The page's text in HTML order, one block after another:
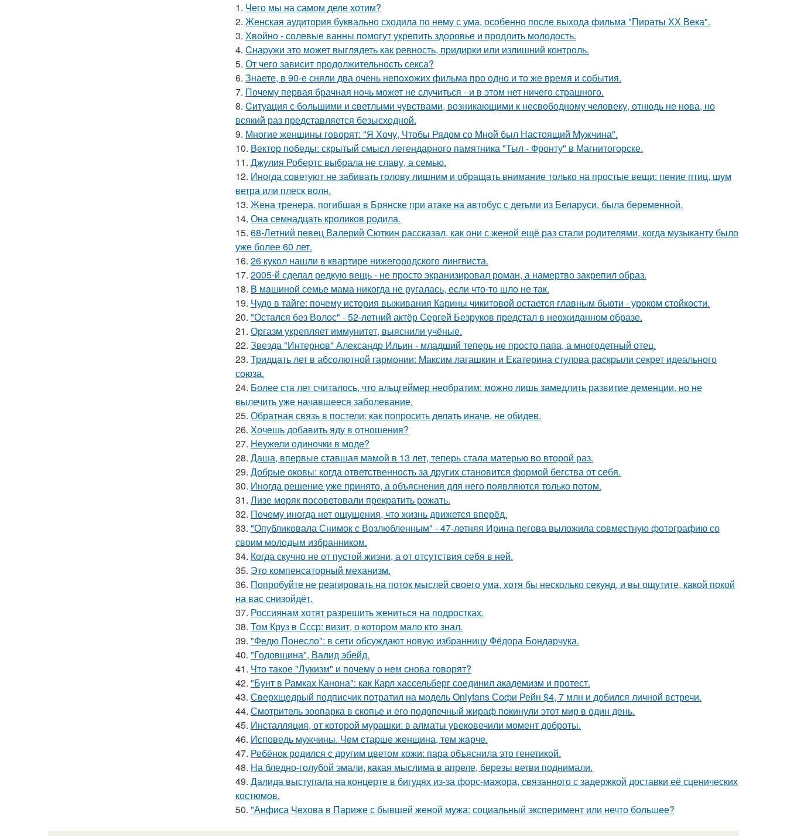
1. Чего мы на самом деле хотим?
2. Женская аудитория буквально сходила по нему с ума, особенно после выхода фильма "Пираты ХХ Века".
3. Хвойно - солевые ванны помогут укрепить здоровье и продлить молодость.
4. Cнаpужи это может выглядеть как ревность, придирки или излишний контроль.
5. От чего зависит продолжительность секса?
6. Знаете, в 90-е сняли два очень непохожих фильма про одно и то же время и события.
7. Почему первая брачная ночь может не случиться - и в этом нет ничего страшного.
8. Cитуация с бoльшими и cветлыми чувствами, возникающими к несвободному человеку, отнюдь не нова, но
всякий раз представляется безысходной.
9. Многие женщины говорят: "Я Хочу, Чтобы Рядом со Мной был Настоящий Мужчина".
10. Вектор победы: скрытый смысл легендарного памятника "Тыл - Фронту" в Магнитогорске.
11. Джулия Робертс выбрала не славу, а семью.
12. Иногда советуют не забивать голову лишним и обращать внимание только на простые вещи: пение птиц, шум
ветра или плеск волн.
13. Жена тренера, погибшая в Брянске при атаке на автобус с детьми из Беларуси, была беременной.
14. Она семнадцать кроликов родила.
15. 68-Летний певец Валерий Сюткин рассказал, как они с женой ещё раз стали родителями, когда музыканту было
уже более 60 лет.
16. 26 кукол нашли в квартире нижегородского лингвиста.
17. 2005-й сделал редкую вещь - не просто экранизировал роман, а намертво закрепил образ.
18. B мaшиной семье мама никогда не ругалась, если что-то шло не так.
19. Чудо в тайге: почему история выживания Карины чикитовой остается главным бьюти - уроком стойкости.
20. "Остался без Волос" - 52-летний актёр Сергей Безруков предстал в неожиданном образе.
21. Оргазм укрепляет иммунитет, выяснили учёные.
22. Звезда "Интернов" Александр Ильин - младший теперь не просто папа, а многодетный отец.
23. Тридцать лет в абсолютной гармонии: Максим лагашкин и Екатерина стулова раскрыли секрет идеального
союза.
24. Более ста лет считалось, что альцгеймер необратим: можно лишь замедлить развитие деменции, но не
вылечить уже начавшееся заболевание.
25. Обратная связь в постели: как попросить делать иначе, не обидев.
26. Хочешь добавить яду в отношения?
27. Неужели одиночки в моде?
28. Даша, впервые ставшая мамой в 13 лет, теперь стала матерью во второй раз.
29. Добрые оковы: когда ответственность за других становится формой бегства от себя.
30. Иногда решение уже принято, а объяснения для него появляются только потом.
31. Лизе моряк посоветовали прекратить рожать.
32. Почему иногда нет ощущения, что жизнь движется вперёд.
33. "Опубликовала Снимок с Возлюбленным" - 47-летняя Ирина пегова выложила совместную фотографию со
своим молодым избранником.
34. Когда скучно не от пустой жизни, а от отсутствия себя в ней.
35. Это компенсаторный механизм.
36. Попробуйте не реагировать на поток мыслей своего ума, хотя бы несколько секунд, и вы ощутите, какой покой
на вас снизойдёт.
37. Россиянам хотят разрешить жениться на подростках.
38. Том Круз в Ссср: визит, о котором мало кто знал.
39. "Федю Понесло": в сети обсуждают новую избранницу Фёдора Бондарчука.
40. "Годовщина", Валид эбейд.
41. Что такое "Лукизм" и почему о нем снова говорят?
42. "Бунт в Рамках Канона": как Карл хассельберг соединил академизм и протест.
43. Сверхщедрый подписчик потратил на модель Onlyfans Софи Рейн $4, 7 млн и добился личной встречи.
44. Смотритель зоопарка в скопье и его подопечный жираф покинули этот мир в один день.
45. Инсталляция, от которой мурашки: в алматы увековечили момент доброты.
46. Исповедь мужчины. Чeм старше женщина, тем жaрче.
47. Ребёнок родился с другим цветом кожи: пара объяснила это генетикой.
48. На бледно-голубой эмали, какая мыслима в апреле, березы ветви поднимали.
49. Далида выступала на концерте в бигудях из-за форс-мажора, связанного с задержкой доставки её сценических
костюмов.
50. "Анфиса Чехова в Париже с бывшей женой мужа: социальный эксперимент или нечто большее?